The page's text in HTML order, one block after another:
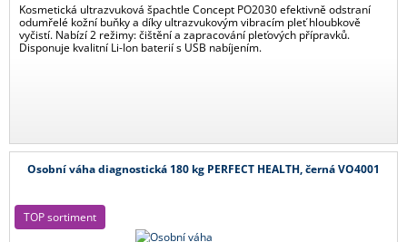
Kosmetická ultrazvuková špachtle Concept PO2030 efektivně odstraní
odumřelé kožní buňky a díky ultrazvukovým vibracím pleť hloubkově
vyčistí. Nabízí 2 režimy: čištění a zapracování pleťových přípravků.
Disponuje kvalitní Li-Ion baterií s USB nabíjením.
Osobní váha diagnostická 180 kg PERFECT HEALTH, černá VO4001
TOP sortiment